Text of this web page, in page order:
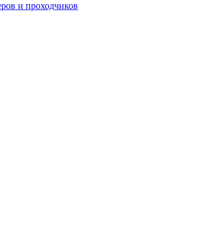
и проходчиков